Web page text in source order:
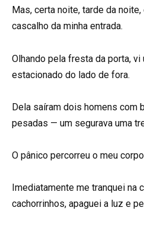
Mas, certa noite, tarde da
cascalho da minha entrada.
Olhando pela fresta da porta, vi
estacionado do lado de fora.
Dela saíram dois homens com
pesadas — um segurava uma
O pânico percorreu o meu
Imediatamente me tranquei na
cachorrinhos, apaguei a luz e